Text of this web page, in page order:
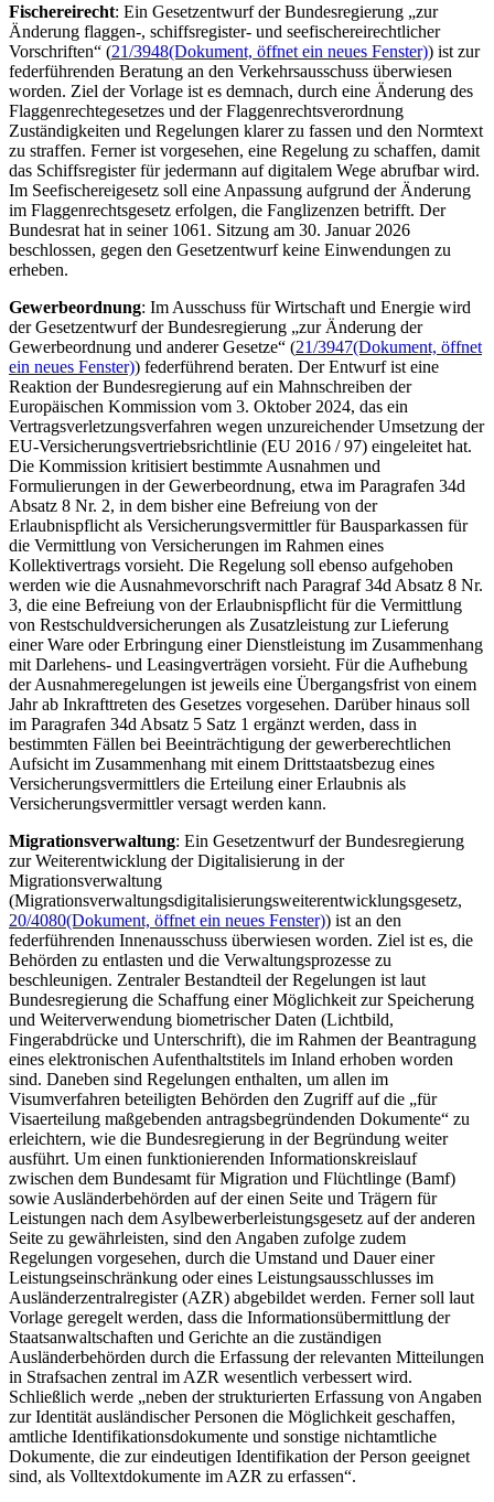
Fischereirecht: Ein Gesetzentwurf der Bundesregierung „zur
Änderung flaggen-, schiffsregister- und seefischereirechtlicher
Vorschriften“ (21/3948(Dokument, öffnet ein neues Fenster)) ist zur
federführenden Beratung an den Verkehrsausschuss überwiesen
worden. Ziel der Vorlage ist es demnach, durch eine Änderung des
Flaggenrechtegesetzes und der Flaggenrechtsverordnung
Zuständigkeiten und Regelungen klarer zu fassen und den Normtext
zu straffen. Ferner ist vorgesehen, eine Regelung zu schaffen, damit
das Schiffsregister für jedermann auf digitalem Wege abrufbar wird.
Im Seefischereigesetz soll eine Anpassung aufgrund der Änderung
im Flaggenrechtsgesetz erfolgen, die Fanglizenzen betrifft. Der
Bundesrat hat in seiner 1061. Sitzung am 30. Januar 2026
beschlossen, gegen den Gesetzentwurf keine Einwendungen zu
erheben.
Gewerbeordnung: Im Ausschuss für Wirtschaft und Energie wird
der Gesetzentwurf der Bundesregierung „zur Änderung der
Gewerbeordnung und anderer Gesetze“ (21/3947(Dokument, öffnet
ein neues Fenster)) federführend beraten. Der Entwurf ist eine
Reaktion der Bundesregierung auf ein Mahnschreiben der
Europäischen Kommission vom 3. Oktober 2024, das ein
Vertragsverletzungsverfahren wegen unzureichender Umsetzung der
EU-Versicherungsvertriebsrichtlinie (EU 2016 / 97) eingeleitet hat.
Die Kommission kritisiert bestimmte Ausnahmen und
Formulierungen in der Gewerbeordnung, etwa im Paragrafen 34d
Absatz 8 Nr. 2, in dem bisher eine Befreiung von der
Erlaubnispflicht als Versicherungsvermittler für Bausparkassen für
die Vermittlung von Versicherungen im Rahmen eines
Kollektivertrags vorsieht. Die Regelung soll ebenso aufgehoben
werden wie die Ausnahmevorschrift nach Paragraf 34d Absatz 8 Nr.
3, die eine Befreiung von der Erlaubnispflicht für die Vermittlung
von Restschuldversicherungen als Zusatzleistung zur Lieferung
einer Ware oder Erbringung einer Dienstleistung im Zusammenhang
mit Darlehens- und Leasingverträgen vorsieht. Für die Aufhebung
der Ausnahmeregelungen ist jeweils eine Übergangsfrist von einem
Jahr ab Inkrafttreten des Gesetzes vorgesehen. Darüber hinaus soll
im Paragrafen 34d Absatz 5 Satz 1 ergänzt werden, dass in
bestimmten Fällen bei Beeinträchtigung der gewerberechtlichen
Aufsicht im Zusammenhang mit einem Drittstaatsbezug eines
Versicherungsvermittlers die Erteilung einer Erlaubnis als
Versicherungsvermittler versagt werden kann.
Migrationsverwaltung: Ein Gesetzentwurf der Bundesregierung
zur Weiterentwicklung der Digitalisierung in der
Migrationsverwaltung
(Migrationsverwaltungsdigitalisierungsweiterentwicklungsgesetz,
20/4080(Dokument, öffnet ein neues Fenster)) ist an den
federführenden Innenausschuss überwiesen worden. Ziel ist es, die
Behörden zu entlasten und die Verwaltungsprozesse zu
beschleunigen. Zentraler Bestandteil der Regelungen ist laut
Bundesregierung die Schaffung einer Möglichkeit zur Speicherung
und Weiterverwendung biometrischer Daten (Lichtbild,
Fingerabdrücke und Unterschrift), die im Rahmen der Beantragung
eines elektronischen Aufenthaltstitels im Inland erhoben worden
sind. Daneben sind Regelungen enthalten, um allen im
Visumverfahren beteiligten Behörden den Zugriff auf die „für
Visaerteilung maßgebenden antragsbegründenden Dokumente“ zu
erleichtern, wie die Bundesregierung in der Begründung weiter
ausführt. Um einen funktionierenden Informationskreislauf
zwischen dem Bundesamt für Migration und Flüchtlinge (Bamf)
sowie Ausländerbehörden auf der einen Seite und Trägern für
Leistungen nach dem Asylbewerberleistungsgesetz auf der anderen
Seite zu gewährleisten, sind den Angaben zufolge zudem
Regelungen vorgesehen, durch die Umstand und Dauer einer
Leistungseinschränkung oder eines Leistungsausschlusses im
Ausländerzentralregister (AZR) abgebildet werden. Ferner soll laut
Vorlage geregelt werden, dass die Informationsübermittlung der
Staatsanwaltschaften und Gerichte an die zuständigen
Ausländerbehörden durch die Erfassung der relevanten Mitteilungen
in Strafsachen zentral im AZR wesentlich verbessert wird.
Schließlich werde „neben der strukturierten Erfassung von Angaben
zur Identität ausländischer Personen die Möglichkeit geschaffen,
amtliche Identifikationsdokumente und sonstige nichtamtliche
Dokumente, die zur eindeutigen Identifikation der Person geeignet
sind, als Volltextdokumente im AZR zu erfassen“.